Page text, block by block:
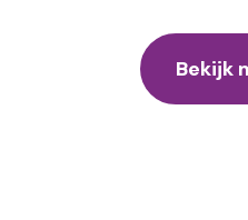
Bekijk